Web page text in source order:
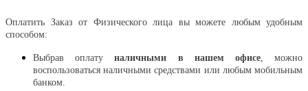
Оплатить Заказ от Физического лица вы можете любым удобным
способом:
Выбрав оплатуналичными в нашем офисе, можно
воспользоваться наличными средствами или любым мобильным
банком.